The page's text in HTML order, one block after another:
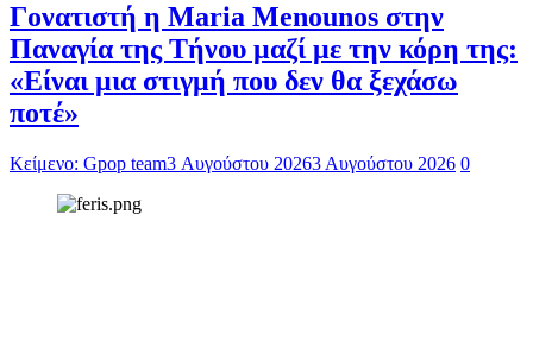
Γονατιστή η Maria Menounos στην
Παναγία της Τήνου μαζί με την κόρη της:
«Είναι μια στιγμή που δεν θα ξεχάσω
ποτέ»
Κείμενο: Gpop team3 Αυγούστου 20263 Αυγούστου 2026 0